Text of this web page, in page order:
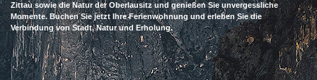
Zittau sowie die Natur der Oberlausitz und genießen Sie unvergessliche
Momente. Buchen Sie jetzt Ihre Ferienwohnung und erleben Sie die
Verbindung von Stadt, Natur und Erholung.